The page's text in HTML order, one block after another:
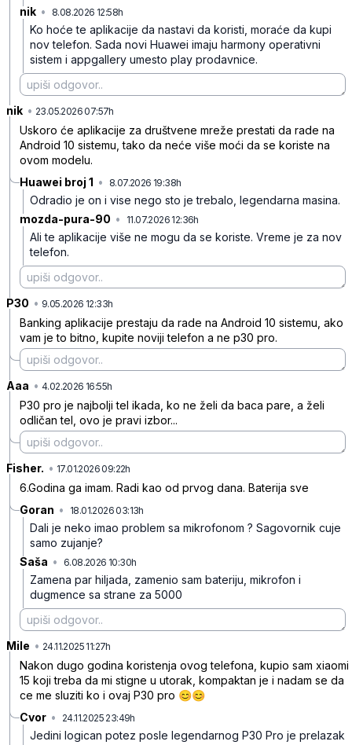
nik • 8.08.2026 12:58h
Ko hoće te aplikacije da nastavi da koristi, moraće da kupi
nov telefon. Sada novi Huawei imaju harmony operativni
sistem i appgallery umesto play prodavnice.
nik • 23.05.2026 07:57h
Uskoro će aplikacije za društvene mreže prestati da rade na
Android 10 sistemu, tako da neće više moći da se koriste na
ovom modelu.
Huawei broj 1 • 8.07.2026 19:38h
Odradio je on i vise nego sto je trebalo, legendarna masina.
mozda-pura-90 • 11.07.2026 12:36h
Ali te aplikacije više ne mogu da se koriste. Vreme je za nov
telefon.
P30 • 9.05.2026 12:33h
Banking aplikacije prestaju da rade na Android 10 sistemu, ako
vam je to bitno, kupite noviji telefon a ne p30 pro.
Aaa • 4.02.2026 16:55h
P30 pro je najbolji tel ikada, ko ne želi da baca pare, a želi
odličan tel, ovo je pravi izbor...
Fisher. • 17.01.2026 09:22h
6.Godina ga imam. Radi kao od prvog dana. Baterija sve
Goran • 18.01.2026 03:13h
Dali je neko imao problem sa mikrofonom ? Sagovornik cuje
samo zujanje?
Saša • 6.08.2026 10:30h
Zamena par hiljada, zamenio sam bateriju, mikrofon i
dugmence sa strane za 5000
Mile • 24.11.2025 11:27h
Nakon dugo godina koristenja ovog telefona, kupio sam xiaomi
15 koji treba da mi stigne u utorak, kompaktan je i nadam se da
ce me sluziti ko i ovaj P30 pro 😊😊
Cvor • 24.11.2025 23:49h
Jedini logican potez posle legendarnog P30 Pro je prelazak